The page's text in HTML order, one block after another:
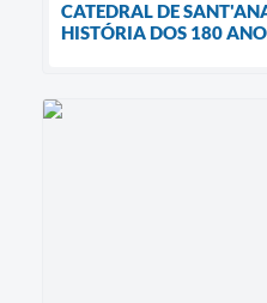
CATEDRAL DE
HISTÓRIA DOS 180